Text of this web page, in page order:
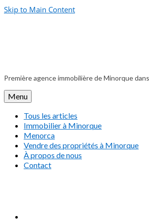
Skip to Main Content
Première agence immobilière de Minorque
Menu
Tous les articles
Immobilier à Minorque
Menorca
Vendre des propriétés à Minorque
À propos de nous
Contact